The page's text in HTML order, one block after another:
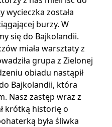
wycieczka została
burzy. W
się do Bajkolandii.
miała warsztaty z
grupa z Zielonej
obiadu nastąpił
Bajkolandii, która
Nasz zastęp wraz z
krótką historię o
była śliwka